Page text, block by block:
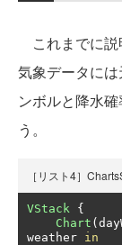
これまでに説
気象データに
ンボルと降水
う。
［リスト4］
VStack
{
Chart (
weather in